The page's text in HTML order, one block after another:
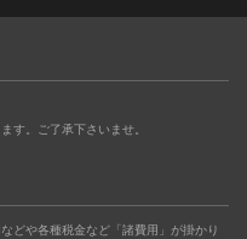
す。ご了承下さいませ。
どや各種税金など「諸費用」が掛かり